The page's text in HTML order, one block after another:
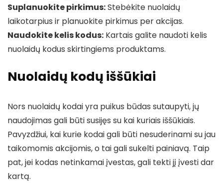
Suplanuokite pirkimus:Stebėkite nuolaidų
laikotarpius ir planuokite pirkimus per akcijas.
Naudokite kelis kodus: Kartais galite naudoti kelis
nuolaidų kodus skirtingiems produktams.
Nuolaidų kodų iššūkiai
Nors nuolaidų kodai yra puikus būdas sutaupyti, jų
naudojimas gali būti susijęs su kai kuriais iššūkiais.
Pavyzdžiui, kai kurie kodai gali būti nesuderinami su jau
taikomomis akcijomis, o tai gali sukelti painiavą. Taip
pat, jei kodas netinkamai įvestas, gali tekti jį įvesti dar
kartą.